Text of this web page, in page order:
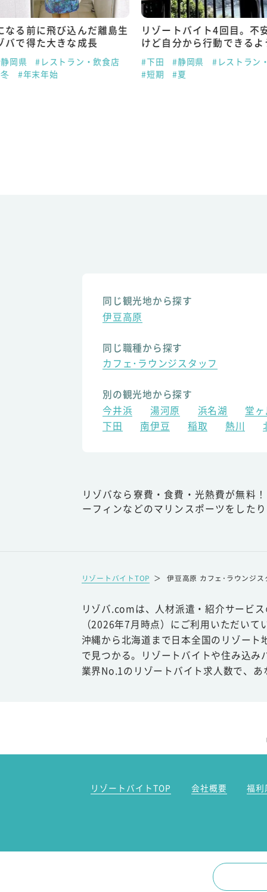
なる前に飛び込んだ離島生
バで得た大きな成長
岡県
#レストラン・飲食店
#年末年始
リゾートバイト4回目。不
けど自分から行動できる
#下田 #静岡県
#レストラン
#短期
#夏
同じ観光地から探す
伊豆高原
同じ職種から探す
カフェ･ラウンジスタッフ
別の観光地から探す
今井浜
湯河原 浜名湖
堂
下田
南伊豆 稲取 熱川
リゾバなら寮費・食費・光熱費が無料
ーフィンなどのマリンスポーツをした
リゾートバイトTOP ＞ 伊豆高原 カフェ･ラウンジス
リゾバ.comは、人材派遣・紹介サービ
（2026年7月時点）にご利用いただいて
沖縄から北海道まで日本全国のリゾー
で見つかる。リゾートバイトや住み込
業界No.1のリゾートバイト求人数で、
リゾートバイトTOP 会社概要 福利